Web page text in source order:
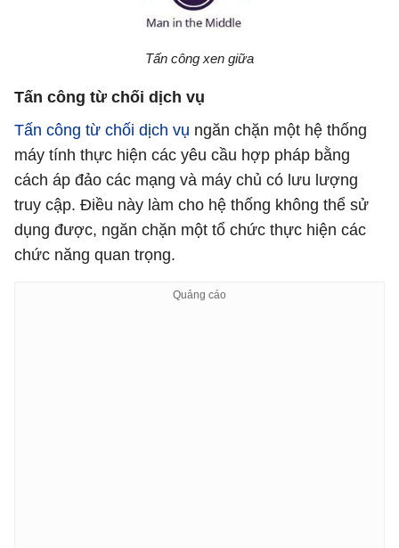
Tấn công xen giữa
Tấn công từ chối dịch vụ
Tấn công từ chối dịch vụ ngăn chặn một hệ thống
máy tính thực hiện các yêu cầu hợp pháp bằng
cách áp đảo các mạng và máy chủ có lưu lượng
truy cập. Điều này làm cho hệ thống không thể sử
dụng được, ngăn chặn một tổ chức thực hiện các
chức năng quan trọng.